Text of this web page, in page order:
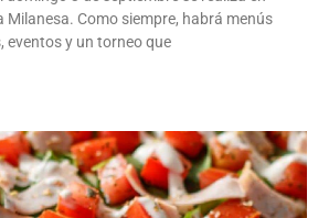
Milanesa. Como siempre, habrá menús
eventos y un torneo que